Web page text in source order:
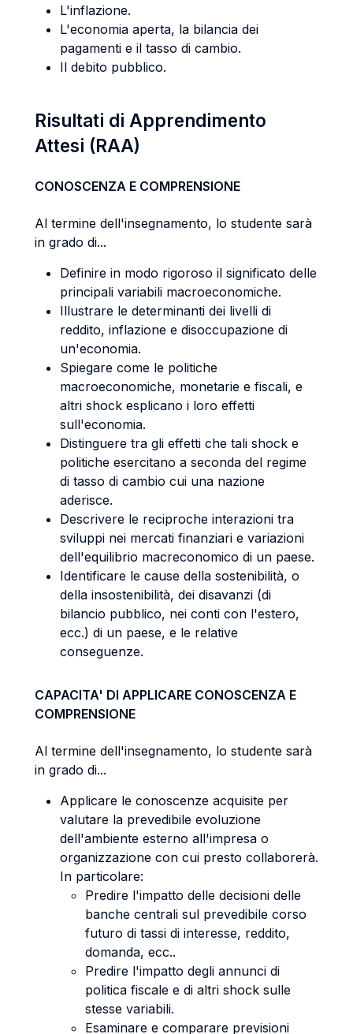
L'inflazione.
L'economia aperta, la bilancia dei
pagamenti e il tasso di cambio.
Il debito pubblico.
Risultati di Apprendimento
Attesi (RAA)
CONOSCENZA E COMPRENSIONE
Al termine dell'insegnamento, lo studente sarà
in grado di...
Definire in modo rigoroso il significato delle
principali variabili macroeconomiche.
Illustrare le determinanti dei livelli di
reddito, inflazione e disoccupazione di
un'economia.
Spiegare come le politiche
macroeconomiche, monetarie e fiscali, e
altri shock esplicano i loro effetti
sull'economia.
Distinguere tra gli effetti che tali shock e
politiche esercitano a seconda del regime
di tasso di cambio cui una nazione
aderisce.
Descrivere le reciproche interazioni tra
sviluppi nei mercati finanziari e variazioni
dell'equilibrio macreconomico di un paese.
Identificare le cause della sostenibilità, o
della insostenibilità, dei disavanzi (di
bilancio pubblico, nei conti con l'estero,
ecc.) di un paese, e le relative
conseguenze.
CAPACITA' DI APPLICARE CONOSCENZA E
COMPRENSIONE
Al termine dell'insegnamento, lo studente sarà
in grado di...
Applicare le conoscenze acquisite per
valutare la prevedibile evoluzione
dell'ambiente esterno all'impresa o
organizzazione con cui presto collaborerà.
In particolare:
Predire l'impatto delle decisioni delle
banche centrali sul prevedibile corso
futuro di tassi di interesse, reddito,
domanda, ecc..
Predire l'impatto degli annunci di
politica fiscale e di altri shock sulle
stesse variabili.
Esaminare e comparare previsioni